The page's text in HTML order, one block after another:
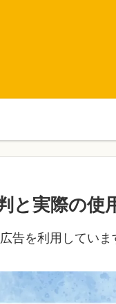
と実際の使
告を利用していま